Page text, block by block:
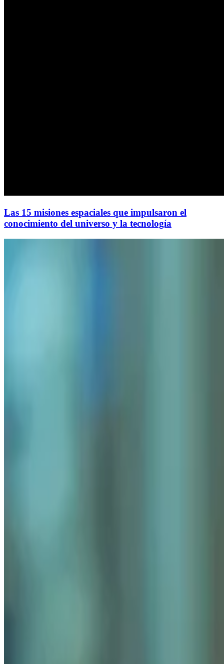
Las 15 misiones espaciales que impulsaron el
conocimiento del universo y la tecnología